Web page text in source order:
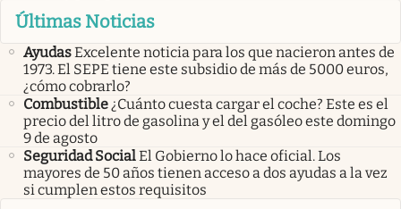
Últimas Noticias
AyudasExcelente noticia para los que nacieron antes de
1973. El SEPE tiene este subsidio de más de 5000 euros,
¿cómo cobrarlo?
Combustible¿Cuánto cuesta cargar el coche? Este es el
precio del litro de gasolina y el del gasóleo este domingo
9 de agosto
Seguridad SocialEl Gobierno lo hace oficial. Los
mayores de 50 años tienen acceso a dos ayudas a la vez
si cumplen estos requisitos